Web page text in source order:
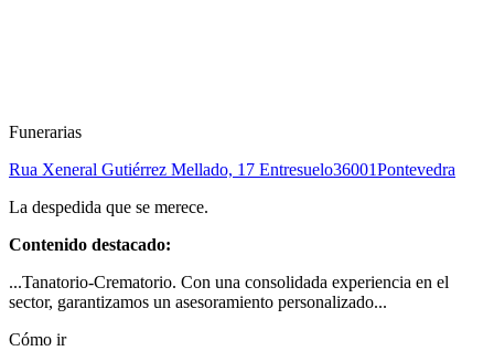
Funerarias
Rua Xeneral Gutiérrez Mellado, 17 Entresuelo36001Pontevedra
La despedida que se merece.
Contenido destacado:
...Tanatorio-Crematorio. Con una consolidada experiencia en el
sector, garantizamos un asesoramiento personalizado...
Cómo ir